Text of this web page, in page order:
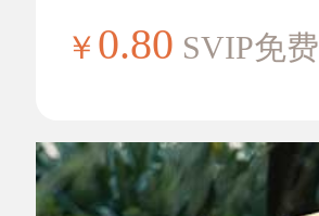
￥ 0.80 SVIP免费